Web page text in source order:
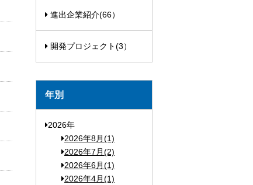
進出企業紹介(66）
開発プロジェクト(3）
年別
2026年
2026年8月(1)
2026年7月(2)
2026年6月(1)
2026年4月(1)